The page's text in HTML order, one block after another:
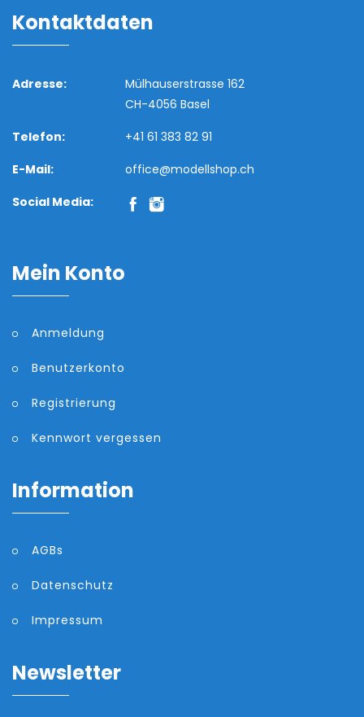
Kontaktdaten
Adresse:
Mülhauserstrasse 162
CH-4056 Basel
Telefon:
+41 61 383 82 91
E-Mail:
office@modellshop.ch
Social Media:
Mein Konto
Anmeldung
Benutzerkonto
Registrierung
Kennwort vergessen
Information
AGBs
Datenschutz
Impressum
Newsletter